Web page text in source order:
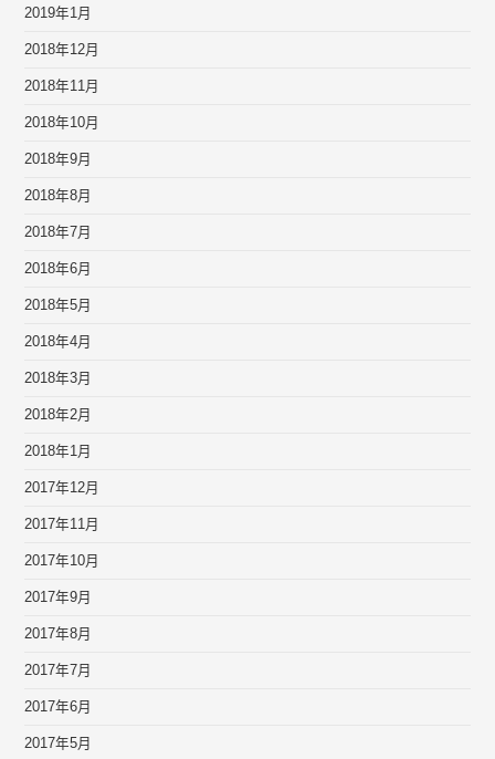
2019年1月
2018年12月
2018年11月
2018年10月
2018年9月
2018年8月
2018年7月
2018年6月
2018年5月
2018年4月
2018年3月
2018年2月
2018年1月
2017年12月
2017年11月
2017年10月
2017年9月
2017年8月
2017年7月
2017年6月
2017年5月